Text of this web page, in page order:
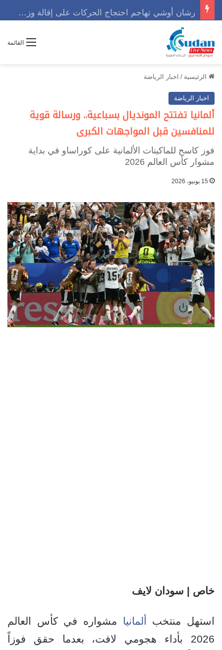
القائمة
الرئيسية / اخبار الرياضة
اخبار الرياضة
ألمانيا تفتتح المونديال بسباعية.. ورسالة قوية
للمنافسين قبل المواجهات الكبرى
فوز كاسح للماكينات الألمانية على كوراساو في بداية
مشوار كأس العالم 2026
15 يونيو، 2026
خاص | سودان لايف
استهل منتخب ألمانيا
مشواره في كأس العالم
2026 بأداء هجومي لافت، بعدما حقق فوزاً